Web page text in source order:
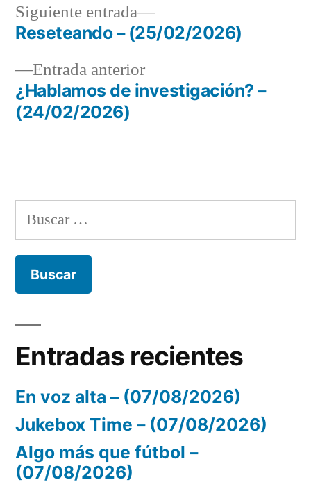
Navegación
de
entradas
Entrada anteriorEntrada
anterior:
¿Hablamos de investigación? –
(24/02/2026)
Siguiente entrada
Siguiente
entrada:
Reseteando – (25/02/2026)
Buscar:
Entradas recientes
En voz alta – (07/08/2026)
Jukebox Time – (07/08/2026)
Algo más que fútbol –
(07/08/2026)